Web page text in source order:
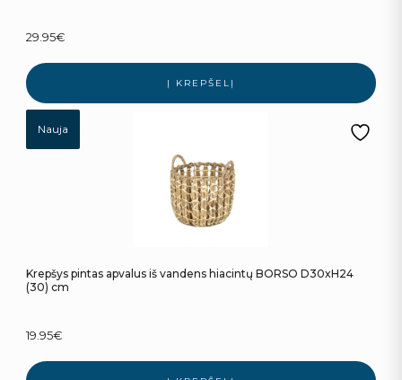
29.95€
Į KREPŠELĮ
Nauja
Krepšys pintas apvalus iš vandens hiacintų BORSO D30xH24
(30) cm
19.95€